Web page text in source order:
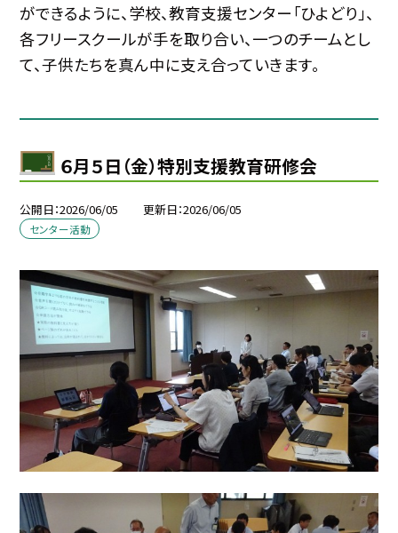
ができるように、学校、教育支援センター「ひよどり」、
各フリースクールが手を取り合い、一つのチームとし
て、子供たちを真ん中に支え合っていきます。
６月５日（金）特別支援教育研修会
公開日 2026/06/05 更新日 2026/06/05
センター活動